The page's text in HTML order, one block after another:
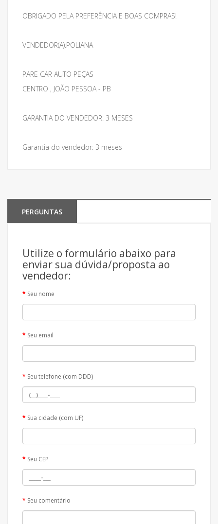
OBRIGADO PELA PREFERÊNCIA E BOAS COMPRAS!
VENDEDOR(A):POLIANA
PARE CAR AUTO PEÇAS
CENTRO , JOÃO PESSOA - PB
GARANTIA DO VENDEDOR: 3 MESES
Garantia do vendedor: 3 meses
PERGUNTAS
Utilize o formulário abaixo para
enviar sua dúvida/proposta ao
vendedor:
Seu nome
Seu email
Seu telefone (com DDD)
Sua cidade (com UF)
Seu CEP
Seu comentário